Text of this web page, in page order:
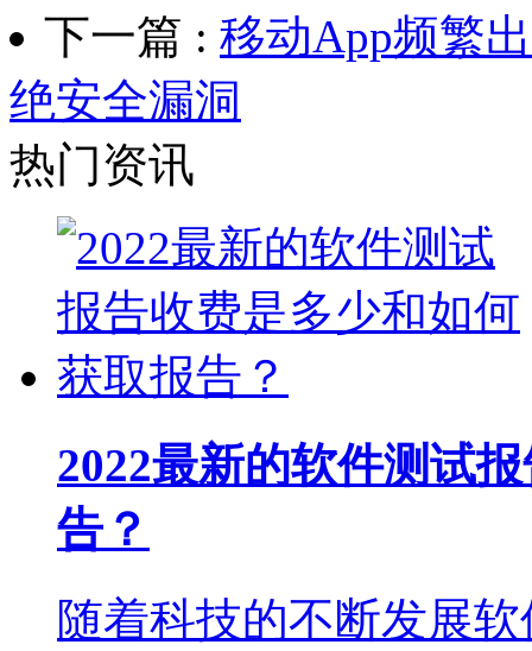
下一篇 : 移动App频繁
绝安全漏洞
热门资讯
2022最新的软件测试
告？
随着科技的不断发展